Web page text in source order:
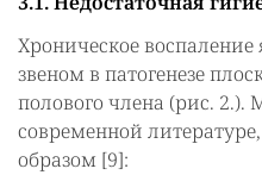
Хроническое
звеном в патогенезе
полового члена (рис.
современной
образом [9]: